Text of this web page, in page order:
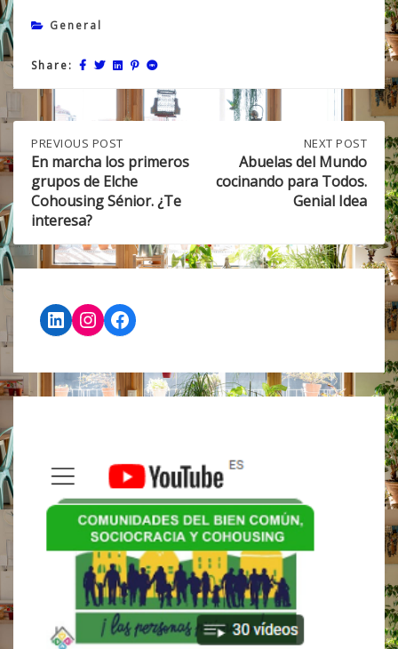
General
Share:
Post
navigation
PREVIOUS
POST:
EN
MARCHA
LOS
PRIMEROS
DE
ELCHE
SÉNIOR.
¿TE
INTERESA?
PREVIOUS POST
En marcha los primeros
grupos de Elche
Cohousing Sénior. ¿Te
interesa?
ABUELAS
DEL
TODOS.
GENIAL
NEXT POST
Abuelas del Mundo
cocinando para Todos.
Genial Idea
LinkedIn
Instagram
Facebook